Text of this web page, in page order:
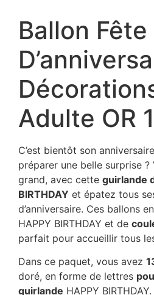
Ballon Fête
Adulte OR
C’est bientôt son
préparer une belle surprise
grand, avec cette guirlande
BIRTHDAY et épatez tous
d’anniversaire. Ces ballons
HAPPY BIRTHDAY et de
parfait pour accueillir tous
Dans ce paquet, vous avez
doré, en forme de lettres
guirlande HAPPY